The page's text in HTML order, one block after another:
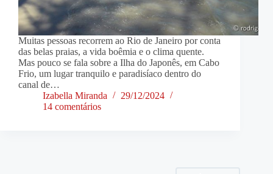
Muitas pessoas recorrem ao Rio de Janeiro por conta
das belas praias, a vida boêmia e o clima quente.
Mas pouco se fala sobre a Ilha do Japonês, em Cabo
Frio, um lugar tranquilo e paradisíaco dentro do
canal de…
Izabella Miranda
29/12/2024
14 comentários